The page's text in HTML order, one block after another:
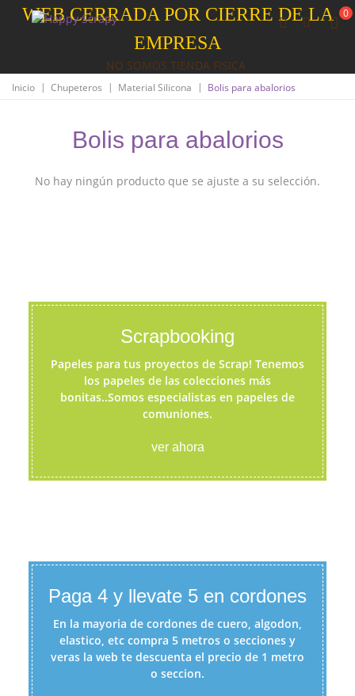
WEB CERRADA POR CIERRE DE LA
EMPRESA
NO SOMOS TIENDA FISICA
0
Inicio | Chupeteros | Material Silicona | Bolis para abalorios
Bolis para abalorios
No hay ningún producto que se ajuste a su selección.
Scrapbooking
Papeles para tus proyectos de Scrap! Tenemos
los papeles de las colecciones más
bonitas..Somos especialistas en papeles de
comuniones.
ver ahora
Paga 4 y llevate 5 en cordones
En la mayoria de cordones de cuero, algodon,
elastico, etc compra 5 metros o secciones y
veras la web te descuenta el precio de 1 metro
o seccion.